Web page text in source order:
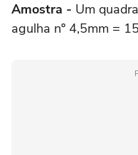
Amostra - Um
agulha nº 4,5mm =